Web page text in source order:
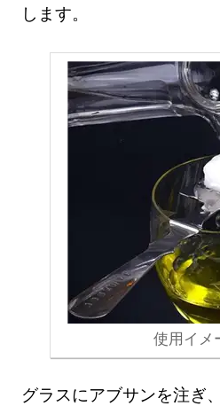
します。
使用イメ
グラスにアブサンを注ぎ